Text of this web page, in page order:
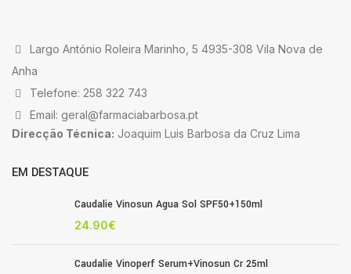
Largo António Roleira Marinho, 5 4935-308 Vila Nova de
Anha
Telefone: 258 322 743
Email: geral@farmaciabarbosa.pt
Direcção Técnica: Joaquim Luis Barbosa da Cruz Lima
EM DESTAQUE
Caudalie Vinosun Agua Sol SPF50+150ml
24.90€
Caudalie Vinoperf Serum+Vinosun Cr 25ml